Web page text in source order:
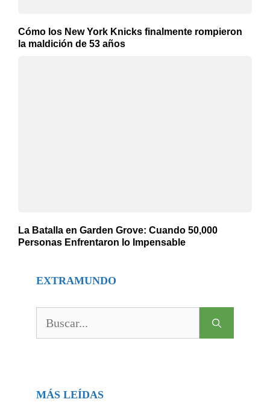
Cómo los New York Knicks finalmente rompieron
la maldición de 53 años
La Batalla en Garden Grove: Cuando 50,000
Personas Enfrentaron lo Impensable
EXTRAMUNDO
MÁS LEÍDAS